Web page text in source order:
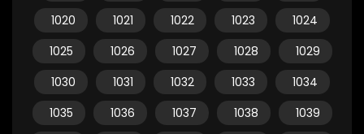
1020
1021 1022 1023
1024
1025
1026 1027 1028
1029
1030
1031 1032 1033
1034
1035
1036 1037 1038
1039